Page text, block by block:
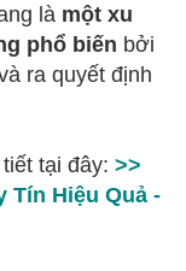
là một xu
phổ biến bởi
ra quyết định
tại đây: >>
Tín Hiệu Quả -